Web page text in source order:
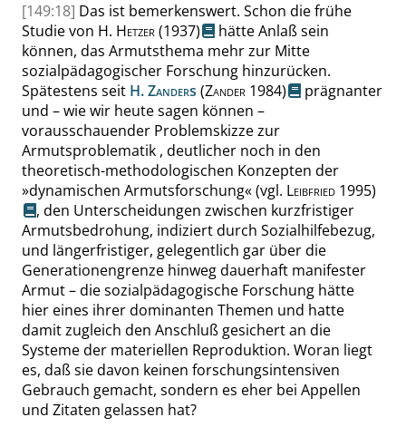
[149:18] Das ist bemerkenswert. Schon die frühe
Studie von H. Hetzer(1937)
hätte Anlaß sein
können, das Armutsthema mehr zur Mitte
sozialpädagogischer Forschung hinzurücken.
Spätestens seit H.Zanders (Zander 1984)
prägnanter
und – wie wir heute sagen können –
vorausschauender Problemskizze zur
Armutsproblematik , deutlicher noch in den
theoretisch-methodologischen Konzepten der
»dynamischen Armutsforschung«(vgl. Leibfried 1995)
, den Unterscheidungen zwischen kurzfristiger
Armutsbedrohung, indiziert durch Sozialhilfebezug,
und längerfristiger, gelegentlich gar über die
Generationengrenze hinweg dauerhaft manifester
Armut – die sozialpädagogische Forschung hätte
hier eines ihrer dominanten Themen und hatte
damit zugleich den Anschluß gesichert an die
Systeme der materiellen Reproduktion. Woran liegt
es, daß sie davon keinen forschungsintensiven
Gebrauch gemacht, sondern es eher bei Appellen
und Zitaten gelassen hat?